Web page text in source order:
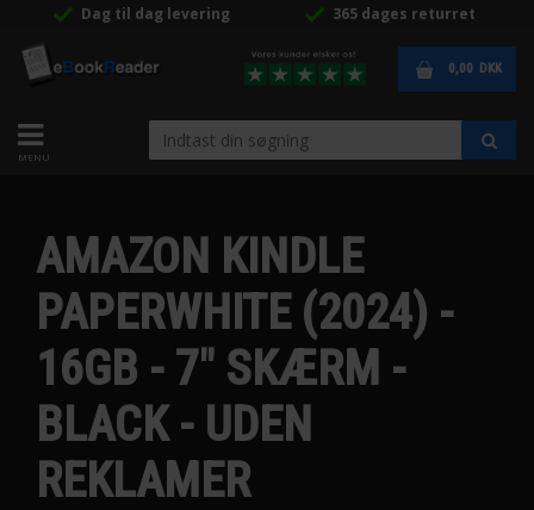
Dag til dag levering 365 dages returret
0,00 DKK
AMAZON KINDLE
PAPERWHITE (2024) -
16GB - 7" SKÆRM -
BLACK - UDEN
REKLAMER